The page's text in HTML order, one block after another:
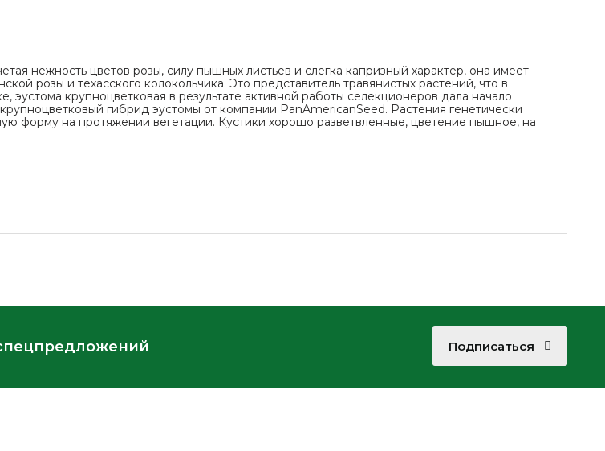
нежность цветов розы, силу пышных листьев и слегка капризный характер, она имеет
розы и техасского колокольчика. Это представитель травянистых растений, что в
крупноцветковая в результате активной работы селекционеров дала начало
гибрид эустомы от компании PanAmericanSeed. Растения генетически
форму на протяжении вегетации. Кустики хорошо разветвленные, цветение пышное, на
Подписаться